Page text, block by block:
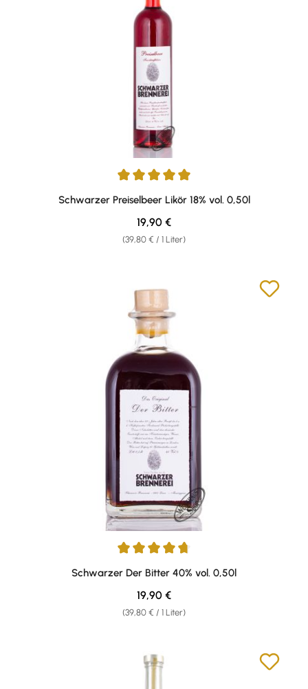
Durchschnittliche Bewertung von 5 von 5 Sternen
Schwarzer Preiselbeer Likör 18% vol. 0,50l
(39,80 € / 1 Liter)
Regulärer Preis:
19,90 €
Durchschnittliche Bewertung von 4.87 von 5 Sternen
Schwarzer Der Bitter 40% vol. 0,50l
(39,80 € / 1 Liter)
Regulärer Preis:
19,90 €